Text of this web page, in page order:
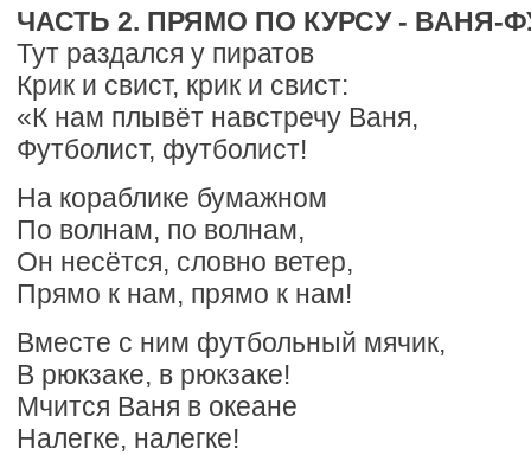
ЧАСТЬ 2. ПРЯМО ПО КУРСУ - ВАНЯ-
Тут раздался у пиратов
Крик и свист, крик и свист:
«К нам плывёт навстречу Ваня,
Футболист, футболист!
На кораблике бумажном
По волнам, по волнам,
Он несётся, словно ветер,
Прямо к нам, прямо к нам!
Вместе с ним футбольный мячик,
В рюкзаке, в рюкзаке!
Мчится Ваня в океане
Налегке, налегке!